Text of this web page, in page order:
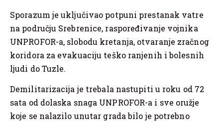
Sporazum je uključivao potpuni prestanak vatre
na području Srebrenice, raspoređivanje vojnika
UNPROFOR-a, slobodu kretanja, otvaranje zračnog
koridora za evakuaciju teško ranjenih i bolesnih
ljudi do Tuzle.
Demilitarizacija je trebala nastupiti u roku od 72
sata od dolaska snaga UNPROFOR-a i sve oružje
koje se nalazilo unutar grada bilo je potrebno